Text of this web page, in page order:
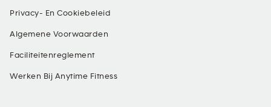
Privacy- En Cookiebeleid
Algemene Voorwaarden
Faciliteitenreglement
Werken Bij Anytime Fitness